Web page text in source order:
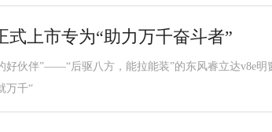
式上市专为“助力万千奋斗者”
好伙伴”——“后驱八方，能拉能装”的东风睿立达v8e明
万千“